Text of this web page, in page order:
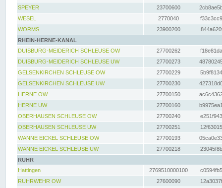
SPEYER
23700600
WESEL
2770040
WORMS
23900200
RHEIN-HERNE-KANAL
DUISBURG-MEIDERICH SCHLEUSE OW
27700262
DUISBURG-MEIDERICH SCHLEUSE UW
27700273
GELSENKIRCHEN SCHLEUSE OW
27700229
GELSENKIRCHEN SCHLEUSE UW
27700230
HERNE OW
27700150
HERNE UW
27700160
OBERHAUSEN SCHLEUSE OW
27700240
OBERHAUSEN SCHLEUSE UW
27700251
WANNE EICKEL SCHLEUSE OW
27700193
WANNE EICKEL SCHLEUSE UW
27700218
RUHR
Hattingen
2769510000100
RUHRWEHR OW
27600090